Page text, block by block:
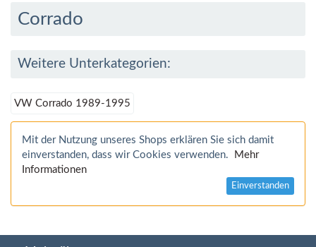
Corrado
Weitere Unterkategorien:
VW Corrado 1989-1995
Mit der Nutzung unseres Shops erklären Sie sich damit
einverstanden, dass wir Cookies verwenden.
Mehr
Informationen
Einverstanden